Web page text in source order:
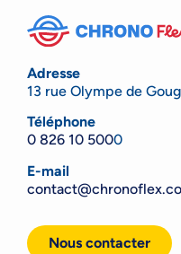
Adresse
13 rue Olympe de
Téléphone
0 826 10 5000
E-mail
Nous contacter